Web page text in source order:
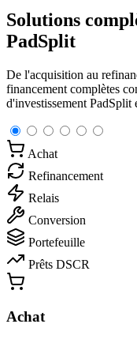
Solutions
PadSplit
De l'acquisition au
financement complètes
d'investissement PadSplit
Achat
Refinancement
Relais
Conversion
Portefeuille
Prêts DSCR
Achat